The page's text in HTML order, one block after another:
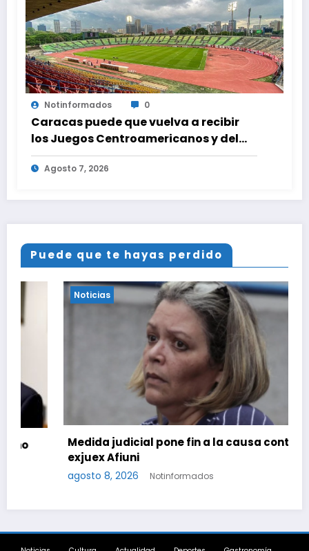
Notinformados 0
Caracas puede que vuelva a recibir
los Juegos Centroamericanos y del
Caribe tras mas de 70 años
Agosto 7, 2026
Puede que te hayas perdido
Medida judicial pone fin a la causa contra la
exjuex Afiuni
agosto 8, 2026 Notinformados